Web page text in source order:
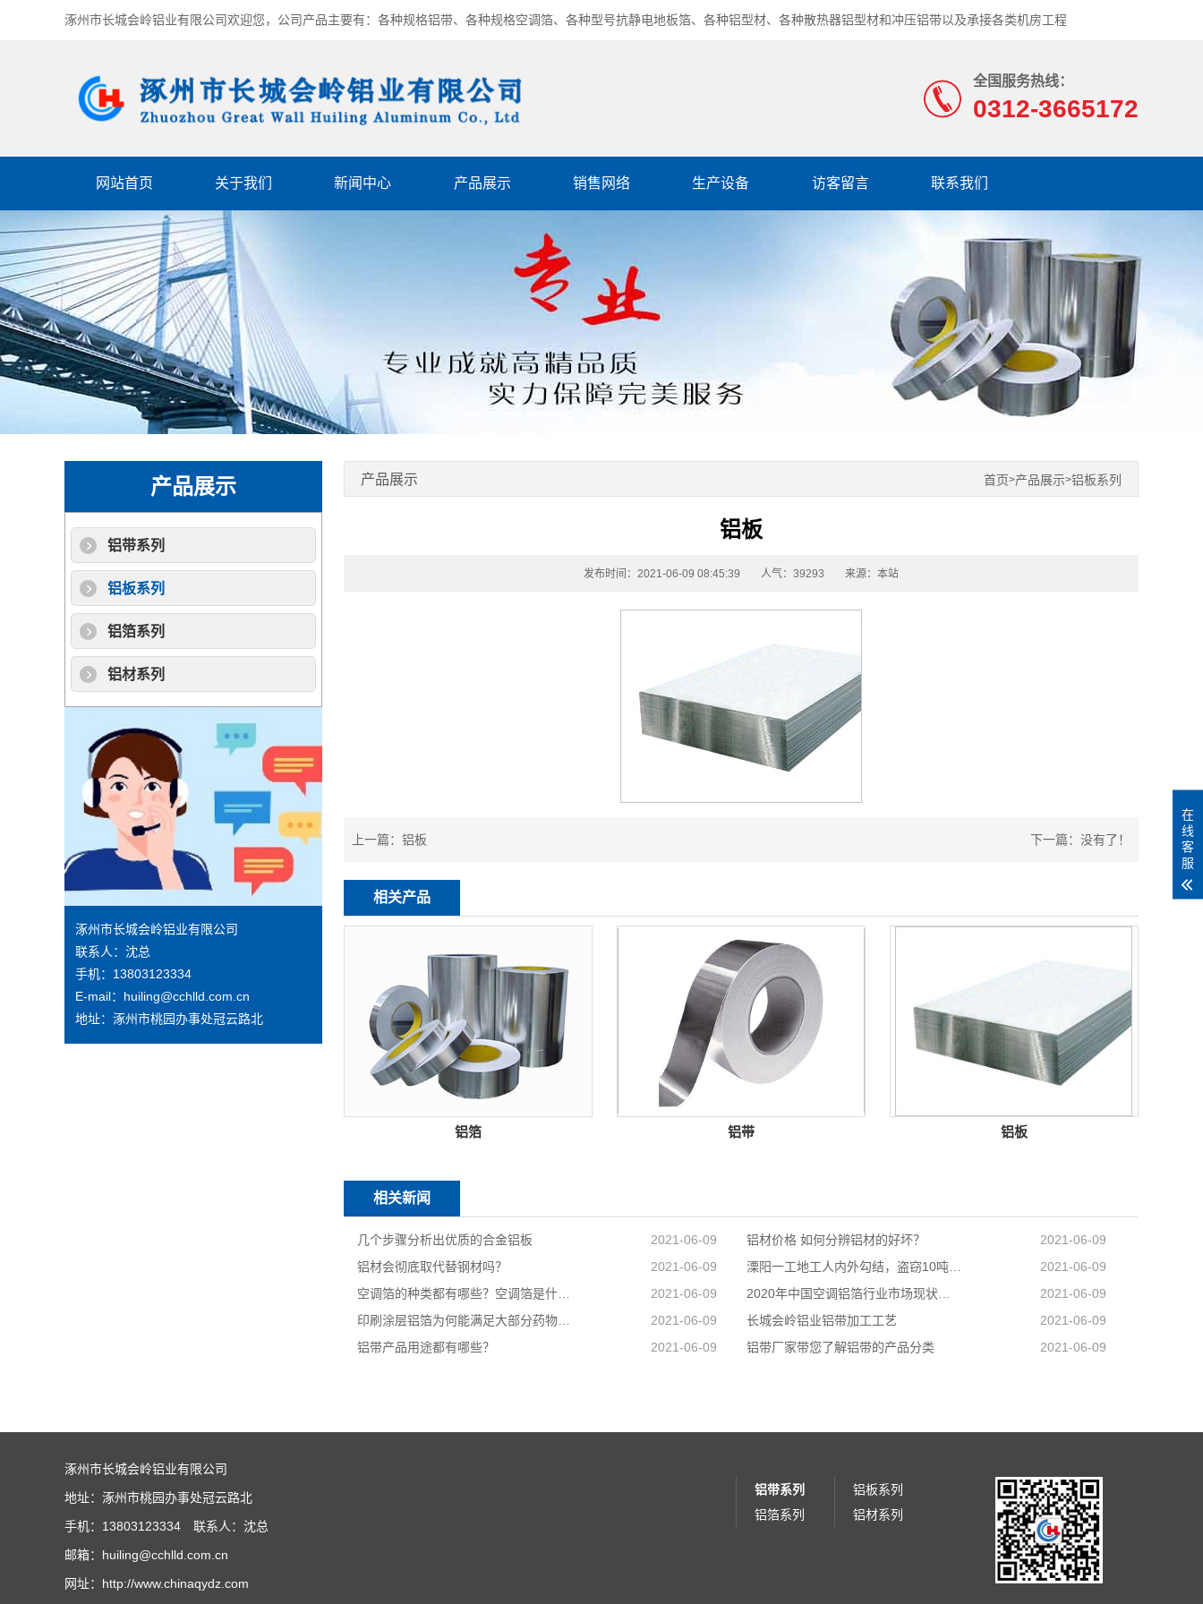
涿州市长城会岭铝业有限公司欢迎您，公司产品主要有：各种规格铝带、各种规格空调箔、各种型号抗静电地板箔、各种铝型材、各种散热器铝型材和冲压铝带以及承接各类机房工程
全国服务热线：
0312-3665172
网站首页 关于我们 新闻中心 产品展示 销售网络 生产设备 访客留言 联系我们
产品展示
铝带系列
铝板系列
铝箔系列
铝材系列
涿州市长城会岭铝业有限公司
联系人：沈总
手机：13803123334
E-mail：huiling@cchlld.com.cn
地址：涿州市桃园办事处冠云路北
产品展示 首页>产品展示>铝板系列
铝板
发布时间：2021-06-09 08:45:39 人气：39293 来源：本站
上一篇： 铝板 下一篇：没有了！
相关产品
铝箔 铝带 铝板
相关新闻
几个步骤分析出优质的合金铝板​ 2021-06-09 铝材价格 如何分辨铝材的好坏？
2021-06-09
铝材会彻底取代替钢材吗？
2021-06-09
2021-06-09
2021-06-09
2021-06-09
2021-06-09 长城会岭铝业铝带加工工艺
2021-06-09
铝带产品用途都有哪些？
2021-06-09 铝带厂家带您了解铝带的产品分类 2021-06-09
涿州市长城会岭铝业有限公司
地址：涿州市桃园办事处冠云路北
手机：13803123334 联系人：沈总
邮箱：huiling@cchlld.com.cn
网址：http://www.chinaqydz.com
铝带系列
铝板系列
铝箔系列
铝材系列
在
线
客
服